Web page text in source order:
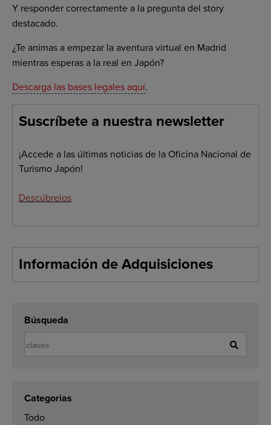
Y responder correctamente a la pregunta del story
destacado.
¿Te animas a empezar la aventura virtual en Madrid
mientras esperas a la real en Japón?
Descarga las bases legales aquí.
Suscríbete a nuestra newsletter
¡Accede a las últimas noticias de la Oficina Nacional de
Turismo Japón!
Descúbrelos
Información de Adquisiciones
Búsqueda
Categorias
Todo